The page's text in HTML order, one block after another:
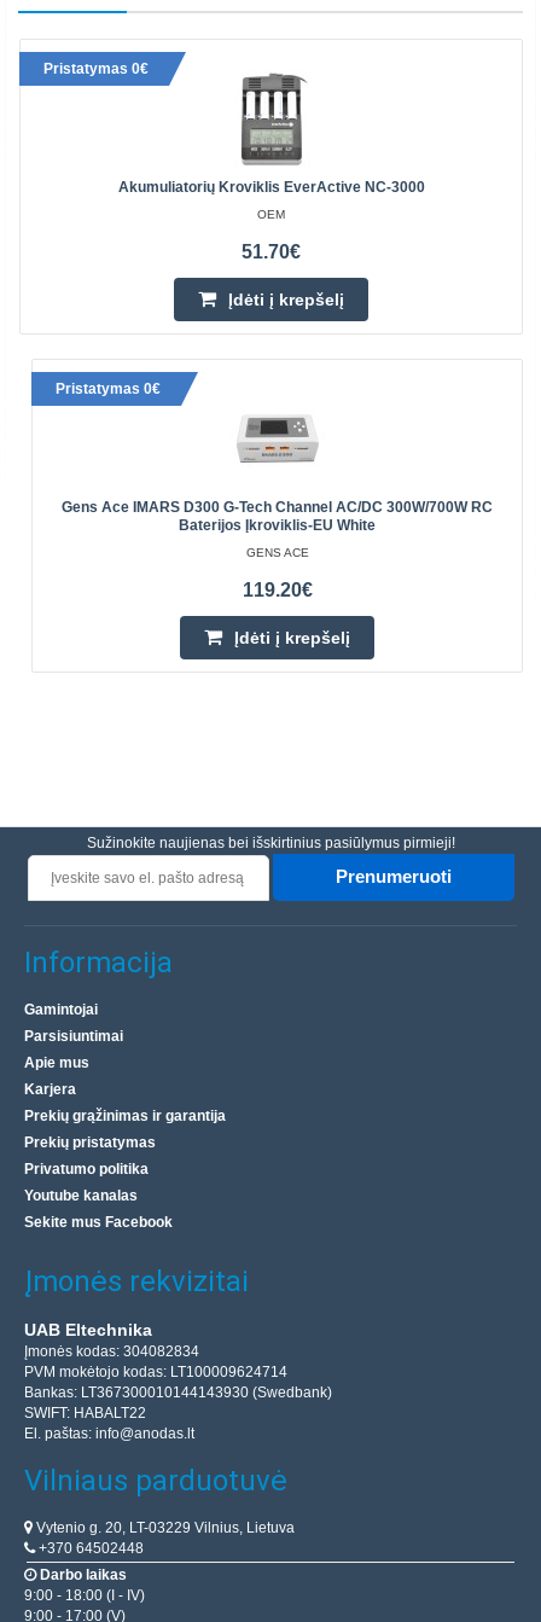
Pristatymas 0€
Akumuliatorių Kroviklis EverActive NC-3000
OEM
51.70€
Įdėti į krepšelį
Pristatymas 0€
Gens Ace IMARS D300 G-Tech Channel AC/DC 300W/700W RC
Baterijos Įkroviklis-EU White
GENS ACE
119.20€
Įdėti į krepšelį
Sužinokite naujienas bei išskirtinius pasiūlymus pirmieji!
Prenumeruoti
Informacija
Gamintojai
Parsisiuntimai
Apie mus
Karjera
Prekių grąžinimas ir garantija
Prekių pristatymas
Privatumo politika
Youtube kanalas
Sekite mus Facebook
Įmonės rekvizitai
UAB Eltechnika
Įmonės kodas: 304082834
PVM mokėtojo kodas: LT100009624714
Bankas: LT367300010144143930 (Swedbank)
SWIFT: HABALT22
El. paštas: info@anodas.lt
Vilniaus parduotuvė
Vytenio g. 20, LT-03229 Vilnius, Lietuva
+370 64502448
Darbo laikas
9:00 - 18:00 (I - IV)
9:00 - 17:00 (V)